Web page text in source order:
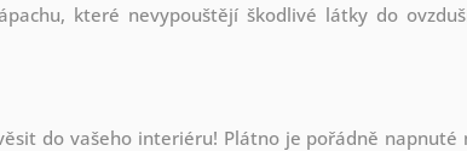
které nevypouštějí škodlivé látky do
do vašeho interiéru! Plátno je pořádně